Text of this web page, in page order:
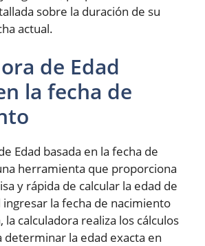
sobre la duración de su
actual.
de Edad
la fecha de
Edad basada en la fecha de
herramienta que proporciona
y rápida de calcular la edad de
ingresar la fecha de nacimiento
la calculadora realiza los cálculos
determinar la edad exacta en